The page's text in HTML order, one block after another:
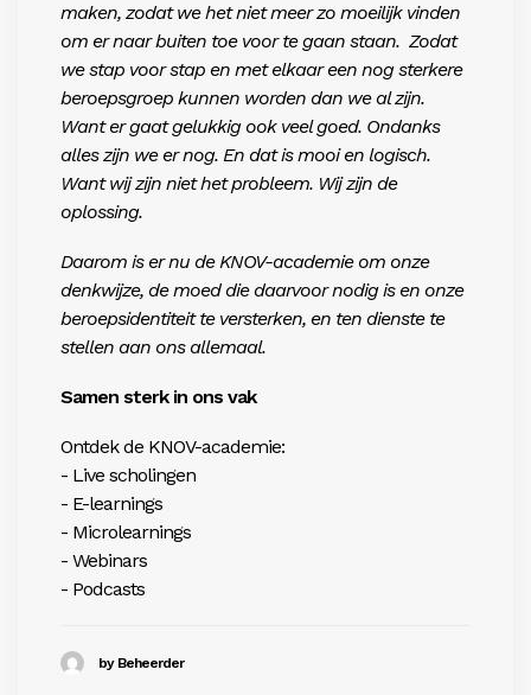
maken, zodat we het niet meer zo moeilijk vinden
om er naar buiten toe voor te gaan staan. Zodat
we stap voor stap en met elkaar een nog sterkere
beroepsgroep kunnen worden dan we al zijn.
Want er gaat gelukkig ook veel goed. Ondanks
alles zijn we er nog. En dat is mooi en logisch.
Want wij zijn niet het probleem. Wij zijn de
oplossing.
Daarom is er nu de KNOV-academie om onze
denkwijze, de moed die daarvoor nodig is en onze
beroepsidentiteit te versterken, en ten dienste te
stellen aan ons allemaal.
Samen sterk in ons vak
Ontdek de KNOV-academie:
- Live scholingen
- E-learnings
- Microlearnings
- Webinars
- Podcasts
by Beheerder